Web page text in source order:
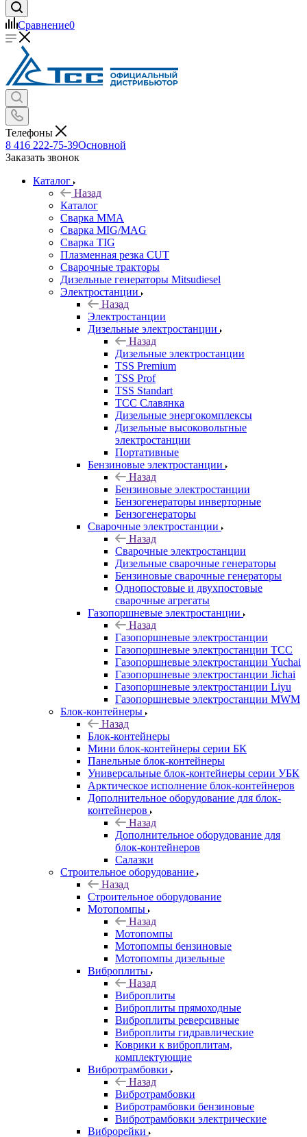
Сравнение0
Телефоны
8 416 222-75-39Основной
Заказать звонок
Каталог
Назад
Каталог
Сварка MMA
Сварка MIG/MAG
Сварка TIG
Плазменная резка CUT
Сварочные тракторы
Дизельные генераторы Mitsudiesel
Электростанции
Назад
Электростанции
Дизельные электростанции
Назад
Дизельные электростанции
TSS Premium
TSS Prof
TSS Standart
ТСС Славянка
Дизельные энергокомплексы
Дизельные высоковольтные
электростанции
Портативные
Бензиновые электростанции
Назад
Бензиновые электростанции
Бензогенераторы инверторные
Бензогенераторы
Сварочные электростанции
Назад
Сварочные электростанции
Дизельные сварочные генераторы
Бензиновые сварочные генераторы
Однопостовые и двухпостовые
сварочные агрегаты
Газопоршневые электростанции
Назад
Газопоршневые электростанции
Газопоршневые электростанции ТСС
Газопоршневые электростанции Yuchai
Газопоршневые электростанции Jichai
Газопоршневые электростанции Liyu
Газопоршневые электростанции MWM
Блок-контейнеры
Назад
Блок-контейнеры
Мини блок-контейнеры серии БК
Панельные блок-контейнеры
Универсальные блок-контейнеры серии УБК
Арктическое исполнение блок-контейнеров
Дополнительное оборудование для блок-
контейнеров
Назад
Дополнительное оборудование для
блок-контейнеров
Салазки
Строительное оборудование
Назад
Строительное оборудование
Мотопомпы
Назад
Мотопомпы
Мотопомпы бензиновые
Мотопомпы дизельные
Виброплиты
Назад
Виброплиты
Виброплиты прямоходные
Виброплиты реверсивные
Виброплиты гидравлические
Коврики к виброплитам,
комплектующие
Вибротрамбовки
Назад
Вибротрамбовки
Вибротрамбовки бензиновые
Вибротрамбовки электрические
Виброрейки